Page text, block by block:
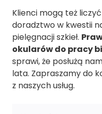
Klienci mogą też
doradztwo w kwestii
pielęgnacji szkieł.
okularów do pracy
sprawi, że posłużą
lata. Zapraszamy do
z naszych usług.